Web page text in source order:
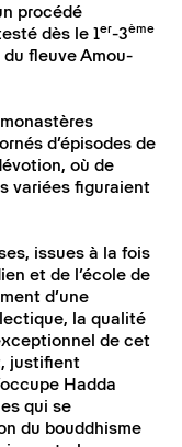
procédé
dès le 1er-3ème
du fleuve Amou-
d’épisodes de
où de
variées figuraient
issues à la fois
et de l’école de
d’une
la qualité
de cet
justifient
Hadda
qui se
du bouddhisme